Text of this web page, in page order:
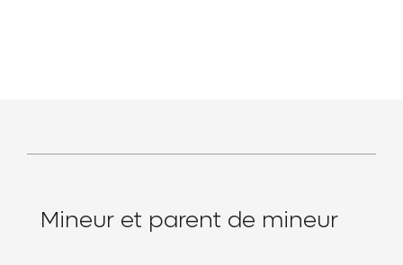
Mineur et parent de mineur